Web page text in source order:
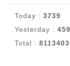
Today : 3739
Yesterday :
Total : 8113403